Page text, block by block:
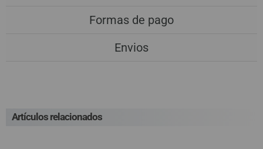
Formas de pago
Envios
Artículos relacionados